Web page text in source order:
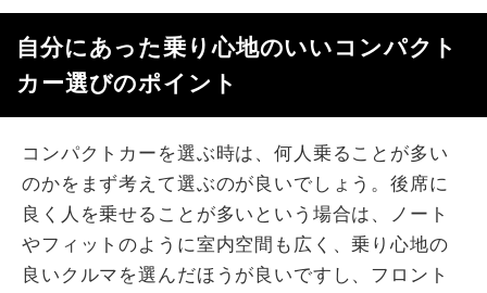
自分にあった乗り心地のいいコンパクト
カー選びのポイント
コンパクトカーを選ぶ時は、何人乗ることが多い
のかをまず考えて選ぶのが良いでしょう。後席に
良く人を乗せることが多いという場合は、ノート
やフィットのように室内空間も広く、乗り心地の
良いクルマを選んだほうが良いですし、フロント